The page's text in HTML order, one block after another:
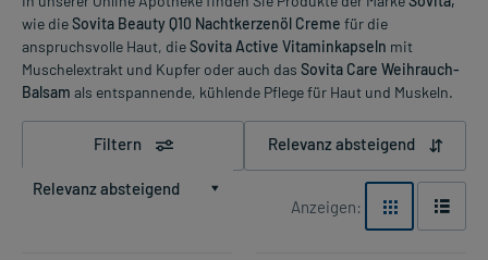
wie dieSovita Beauty Q10 Nachtkerzenöl Creme für die
anspruchsvolle Haut, dieSovita Active Vitaminkapseln mit
Muschelextrakt und Kupfer oder auch das Sovita Care Weihrauch-
Balsam als entspannende, kühlende Pflege für Haut und Muskeln.
Filtern Relevanz absteigend
Relevanz absteigend
Anzeigen: